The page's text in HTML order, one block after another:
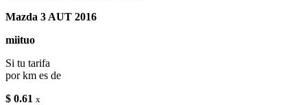
Mazda 3 AUT 2016
miituo
Si tu tarifa
por km es de
$ 0.61 x